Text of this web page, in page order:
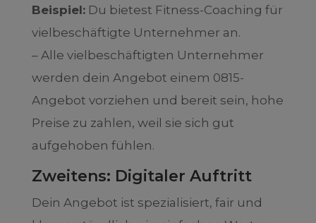
Beispiel:Du bietest Fitness-Coaching für
vielbeschäftigte Unternehmer an.
– Alle vielbeschäftigten Unternehmer
werden dein Angebot einem 0815-
Angebot vorziehen und bereit sein, hohe
Preise zu zahlen, weil sie sich gut
aufgehoben fühlen.
Zweitens: Digitaler Auftritt
Dein Angebot ist spezialisiert, fair und